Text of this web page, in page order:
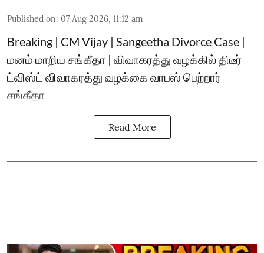
Published on: 07 Aug 2026, 11:12 am
Breaking | CM Vijay | Sangeetha Divorce Case |
மனம் மாறிய சங்கீதா | விவாகரத்து வழக்கில் திடீர்
ட்விஸ்ட் விவாகரத்து வழக்கை வாபஸ் பெற்றார்
சங்கீதா
Read More